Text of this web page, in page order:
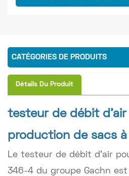
CATÉGORIES DE PRODUITS
Détails Du Produit
testeur de débit d'air
production de sacs à
Le testeur de débit d'air
346-4 du groupe Gachn